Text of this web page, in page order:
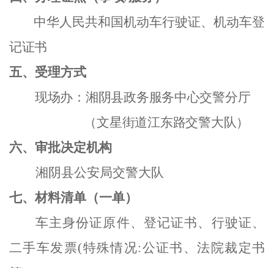
中华人民共和国机动车行驶证、机动车登
记证书
五、受理方式
现场办：湘阴县政务服务中心交警分厅
（文星街道江东路交警大队）
六、审批决定机构
湘阴县公安局交警大队
七、材料清单（一单）
车主身份证原件、登记证书、行驶证、
二手车发票(特殊情况:公证书、法院裁定书